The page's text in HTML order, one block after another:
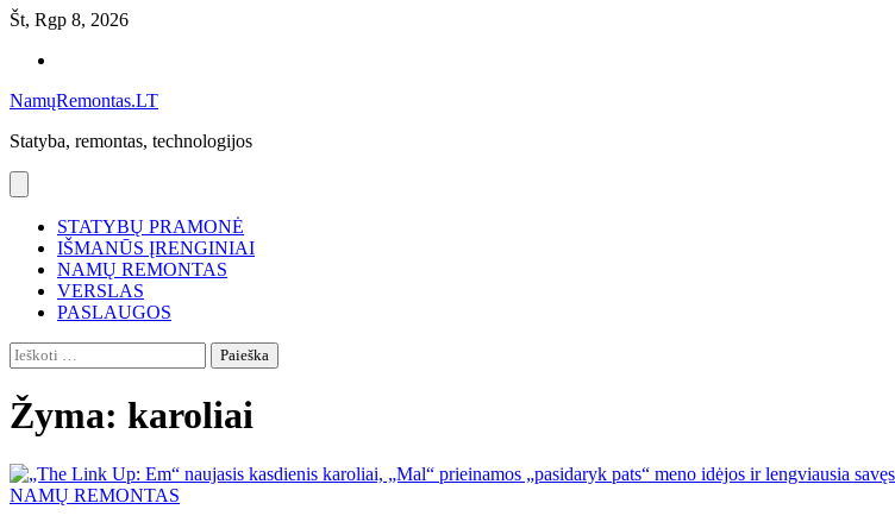
Skip
content
Št, Rgp 8, 2026
NamųRemontas.LT
Statyba, remontas, technologijos
STATYBŲ PRAMONĖ
IŠMANŪS ĮRENGINIAI
NAMŲ REMONTAS
VERSLAS
PASLAUGOS
Ieškoti:
Žyma: karoliai
NAMŲ REMONTAS